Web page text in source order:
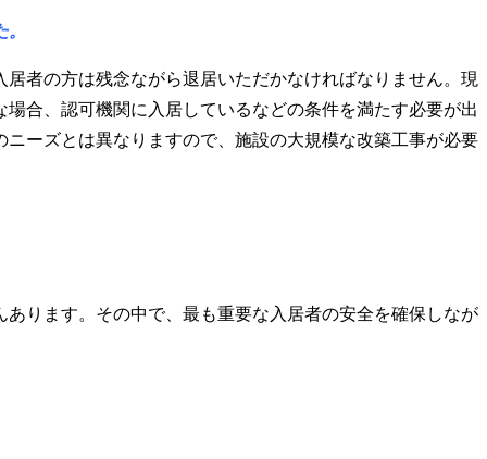
者の方は残念ながら退居いただかなければなりません。現
合、認可機関に入居しているなどの条件を満たす必要が出
ーズとは異なりますので、施設の大規模な改築工事が必要
ります。その中で、最も重要な入居者の安全を確保しなが